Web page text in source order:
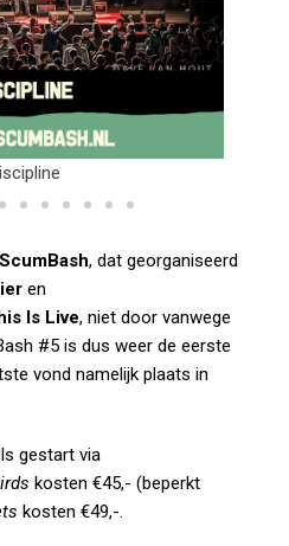
ScumBash, dat georganiseerd
en
Is Live, niet door vanwege
#5 is dus weer de eerste
vond namelijk plaats in
gestart via
kosten €45,- (beperkt
kosten €49,-.